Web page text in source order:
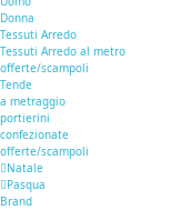
Donna
Tessuti Arredo
Tessuti Arredo al metro
offerte/scampoli
Tende
a metraggio
portierini
confezionate
offerte/scampoli
Natale
Pasqua
Brand